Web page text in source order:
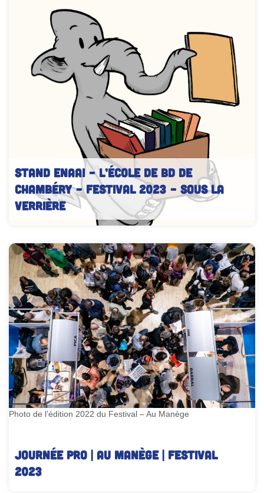
Affiche de la pièce de théâtre adaptée de la BD
Louis TRIPP
STAND ENAAI – L’école de BD de
Chambéry – Festival 2023 – Sous la
verrière
Illustration pour la signalétique du festival
JOURNÉE PRO | Au Manège | Festival
2023
Photo de l’édition 2022 du Festival – Au Manège